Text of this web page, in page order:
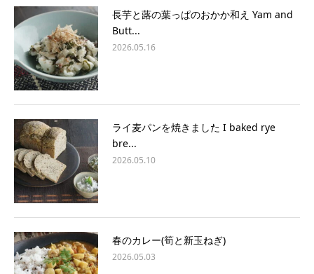
長芋と蕗の葉っぱのおかか和え Yam and
Butt...
2026.05.16
ライ麦パンを焼きました I baked rye
bre...
2026.05.10
春のカレー(筍と新玉ねぎ)
2026.05.03